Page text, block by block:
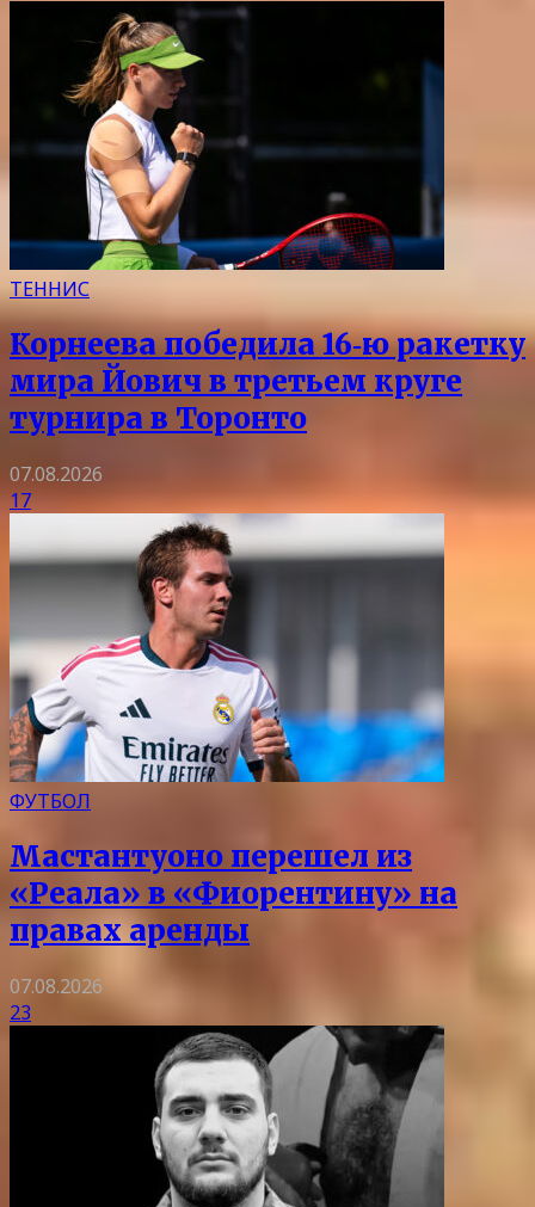
ТЕННИС
Корнеева победила 16‑ю ракетку
мира Йович в третьем круге
турнира в Торонто
07.08.2026
17
ФУТБОЛ
Мастантуоно перешел из
«Реала» в «Фиорентину» на
правах аренды
07.08.2026
23